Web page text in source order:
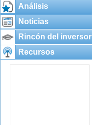
Análisis
Noticias
Rincón del inversor
Recursos